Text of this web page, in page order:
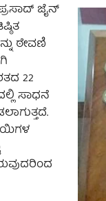
ಜೈನ್
ಠೇವಣಿ
22
ಸಾಧನೆ